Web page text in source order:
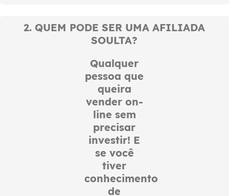
2. QUEM PODE SER UMA AFILIADA
SOULTA?
Qualquer
pessoa que
queira
vender on-
line sem
precisar
investir! E
se você
tiver
conhecimento
de